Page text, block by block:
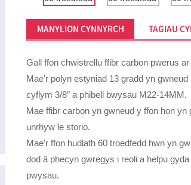
MANYLION CYNNYRCH TAGIAU
Gall ffon chwistrellu ffibr carbon pwerus
Mae'r polyn estyniad 13 gradd yn
cyflym 3/8″ a phibell bwysau M22-14MM.
Mae ffibr carbon yn gwneud y ffon hon
unrhyw le storio.
Mae'r ffon hudlath 60 troedfedd hwn yn
dod â phecyn gwregys i reoli a helpu
pwysau.